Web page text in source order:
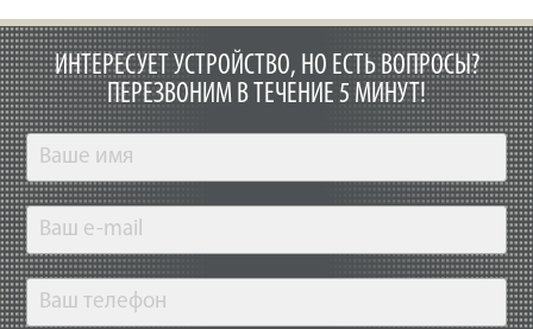
ИНТЕРЕСУЕТ УСТРОЙСТВО, НО ЕСТЬ ВОПРОСЫ?
ПЕРЕЗВОНИМ В ТЕЧЕНИЕ 5 МИНУТ!